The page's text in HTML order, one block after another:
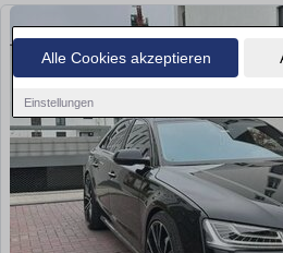
Alle Cookies akzeptieren
Einstellungen